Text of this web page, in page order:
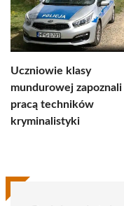
Uczniowie klasy
mundurowej zapoznali
pracą techników
kryminalistyki